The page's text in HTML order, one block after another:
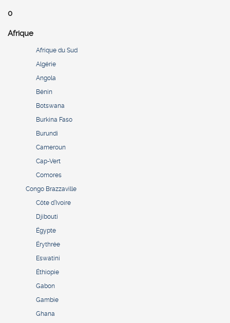
0
Afrique
Afrique du Sud
Algérie
Angola
Bénin
Botswana
Burkina Faso
Burundi
Cameroun
Cap-Vert
Comores
Congo Brazzaville
Côte d’Ivoire
Djibouti
Égypte
Érythrée
Eswatini
Éthiopie
Gabon
Gambie
Ghana